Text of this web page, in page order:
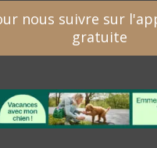
nous suivre sur
gratuite